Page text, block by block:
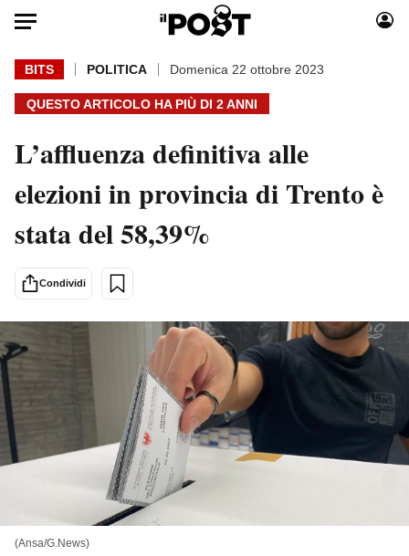
Auto
HOME
Italia
Politica
Internet
Scienza
Cultura
Moda
Consumismi
Mondiali calcio 2026
NEWSLETTER
I MIEI PREFERITI
QUESTO ARTICOLO HA PIÙ DI 2 ANNI
BITS POLITICA Domenica 22 ottobre 2023
L’affluenza definitiva alle
elezioni in provincia di Trento è
stata del 58,39%
Condividi
(Ansa/G.News)